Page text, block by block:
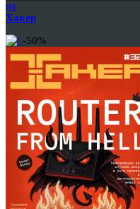
на
Хакер
-50%